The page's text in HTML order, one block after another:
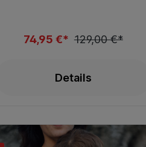
74,95 €* 129,00 €*
Details